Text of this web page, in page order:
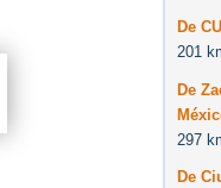
De
201
De
297
De